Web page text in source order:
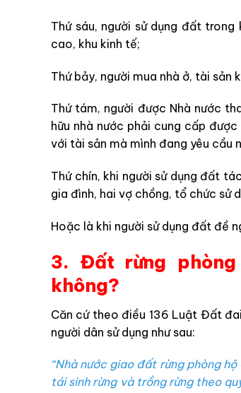
Thứ sáu, người sử dụng đất
cao, khu kinh tế;
Thứ bảy, người mua nhà ở, tài sản
Thứ tám, người được Nhà nước
hữu nhà nước phải cung cấp
với tài sản mà mình đang yêu cầu
Thứ chín, khi người sử dụng đất
gia đình, hai vợ chồng, tổ chức sử
Hoặc là khi người sử dụng đất đề
3. Đất rừng
không?
Căn cứ theo điều 136 Luật Đất
người dân sử dụng như sau:
“Nhà nước giao đất rừng phòng
tái sinh rừng và trồng rừng theo